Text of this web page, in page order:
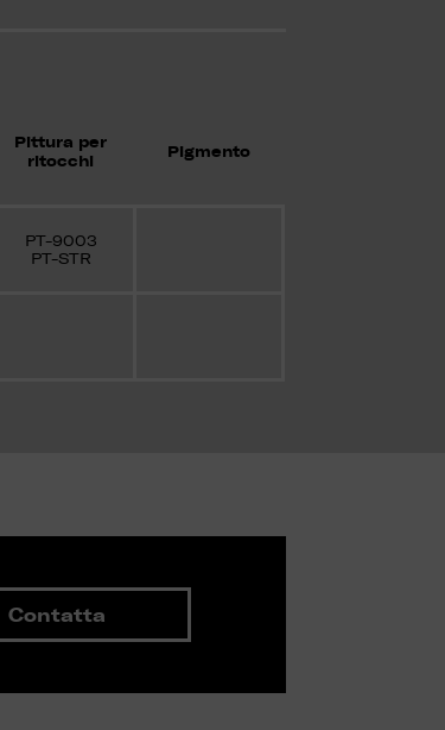
Pittura per
ritocchi
Pigmento
PT-9003
PT-STR
Contatta